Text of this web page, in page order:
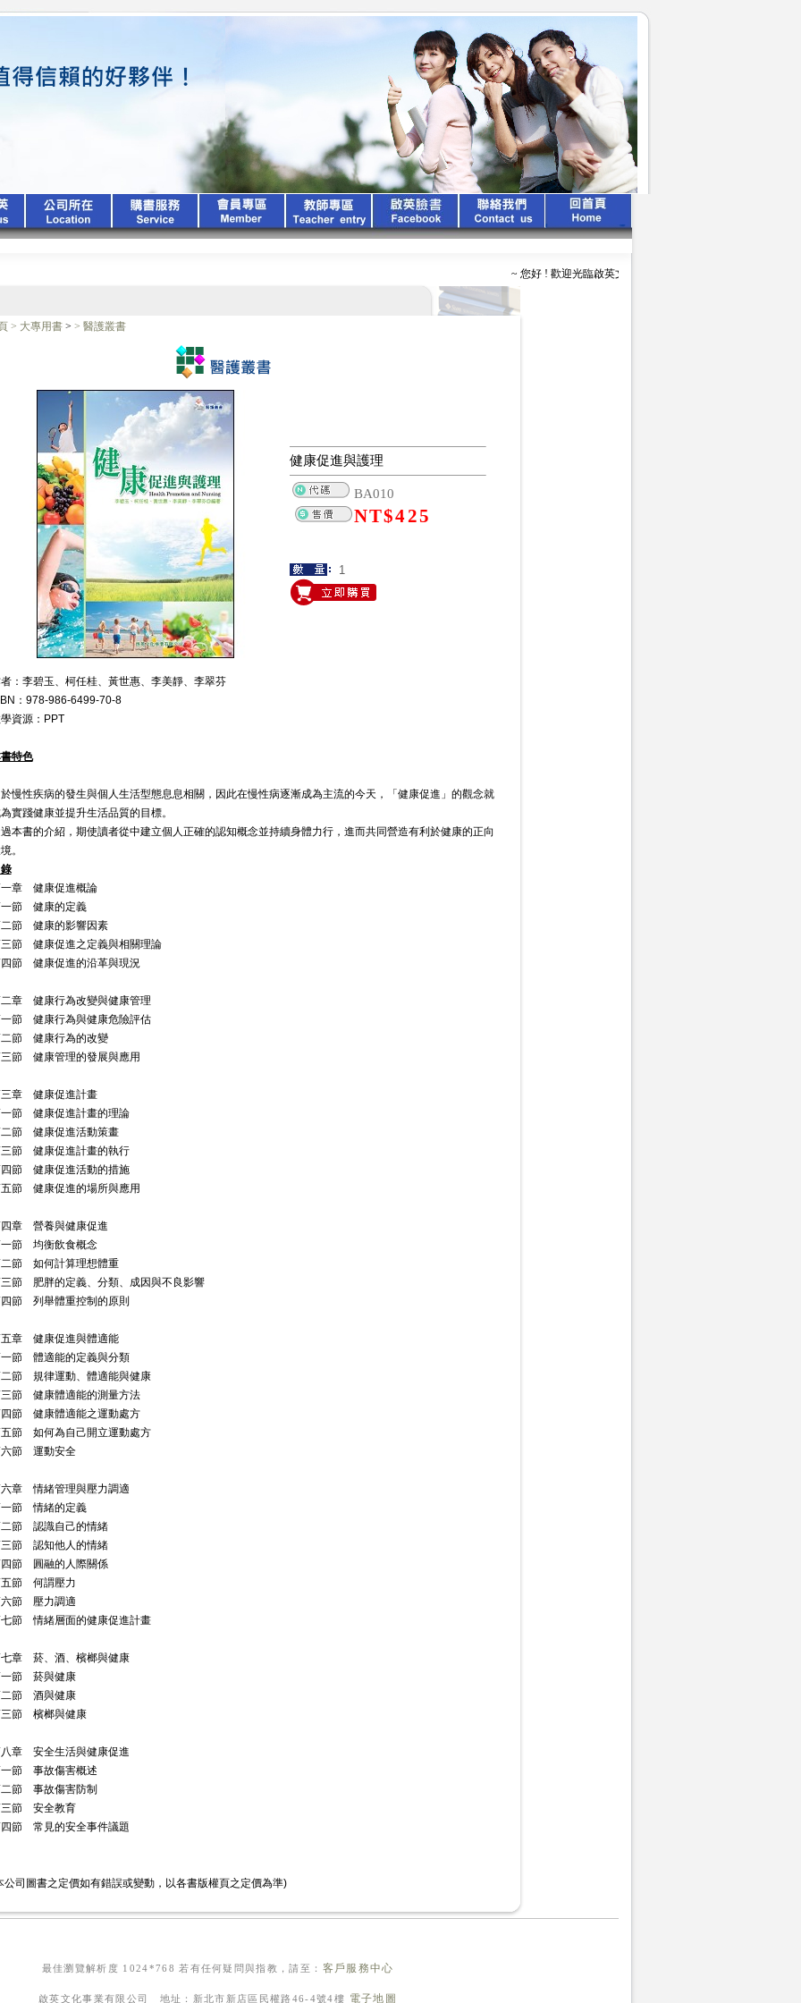
~ 您好 ! 歡迎光臨啟英文化公司 ~ ~ ~ 啟英出版 、 專業
> 大專用書 > > 醫護叢書
健康促進與護理
BA010
NT$425
：李碧玉、柯任桂、黃世惠、李美靜、李翠芬
：978-986-6499-70-8
資源：PPT
特色
慢性疾病的發生與個人生活型態息息相關，因此在慢性病逐漸成為主流的今天，「健康促進」的觀念就
實踐健康並提升生活品質的目標。
本書的介紹，期使讀者從中建立個人正確的認知概念並持續身體力行，進而共同營造有利於健康的正向
。
章 健康促進概論
節 健康的定義
節 健康的影響因素
節 健康促進之定義與相關理論
節 健康促進的沿革與現況
章 健康行為改變與健康管理
節 健康行為與健康危險評估
節 健康行為的改變
節 健康管理的發展與應用
章 健康促進計畫
節 健康促進計畫的理論
節 健康促進活動策畫
節 健康促進計畫的執行
節 健康促進活動的措施
節 健康促進的場所與應用
章 營養與健康促進
節 均衡飲食概念
節 如何計算理想體重
節 肥胖的定義、分類、成因與不良影響
節 列舉體重控制的原則
章 健康促進與體適能
節 體適能的定義與分類
節 規律運動、體適能與健康
節 健康體適能的測量方法
節 健康體適能之運動處方
節 如何為自己開立運動處方
節 運動安全
章 情緒管理與壓力調適
節 情緒的定義
節 認識自己的情緒
節 認知他人的情緒
節 圓融的人際關係
節 何謂壓力
節 壓力調適
節 情緒層面的健康促進計畫
章 菸、酒、檳榔與健康
節 菸與健康
節 酒與健康
節 檳榔與健康
章 安全生活與健康促進
節 事故傷害概述
節 事故傷害防制
節 安全教育
節 常見的安全事件議題
公司圖書之定價如有錯誤或變動，以各書版權頁之定價為準)
最佳瀏覽解析度 1024*768 若有任何疑問與指教，請至： 客戶服務中心
啟英文化事業有限公司 地址：新北市新店區民權路46-4號4樓 電子地圖